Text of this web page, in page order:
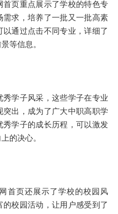
页重点展示了学校的特色专
需求，培养了一批又一批高素
通过点击不同专业，详细了
等信息。
学子风采，这些学子在专业
出，成为了广大中职高职学
学子的成长历程，可以激发
的决心。
页还展示了学校的校园风
校园活动，让用户感受到了